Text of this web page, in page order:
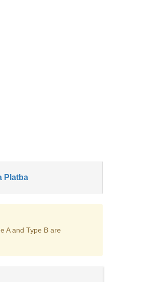
Platba
A and Type B are